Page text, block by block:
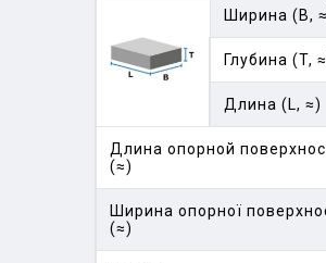
Ширина (B,
Глубина (T,
Длина (L, ≈)
Длина опорной
(≈)
Ширина опорної
(≈)